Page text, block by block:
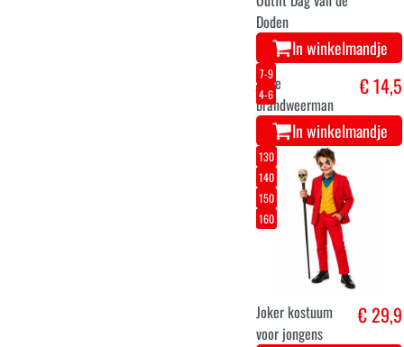
Kerstman Pak
Rood met Witte
Bontafwerking
€ 22,5
In winkelmandje